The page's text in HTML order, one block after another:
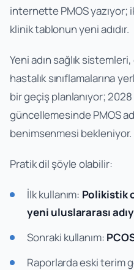
internette PMOS yazıyor;
klinik tablonun yeni adıdır.
Yeni adın sağlık
hastalık sınıflamalarına
bir geçiş planlanıyor; 2028
güncellemesinde PMOS
benimsenmesi bekleniyor.
Pratik dil şöyle olabilir:
İlk kullanım: Polikistik
yeni uluslararası
Sonraki kullanım:
Raporlarda eski terim